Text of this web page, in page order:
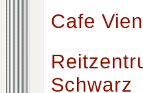
Cafe
Schwarz